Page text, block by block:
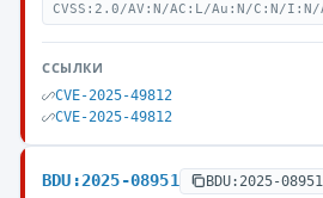
CVSS:2.0/AV:N/AC:L/Au:N/C:N/I:N/
ССЫЛКИ
CVE-2025-49812
CVE-2025-49812
BDU:2025-08951 BDU:2025-08951